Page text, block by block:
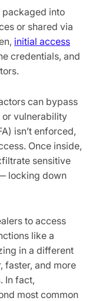
packaged into
or shared via
initial access
credentials, and
can bypass
vulnerability
isn’t enforced,
Once inside,
sensitive
locking down
to access
like a
in a different
faster, and more
In fact,
most common